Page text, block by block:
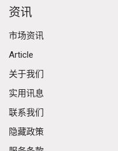
资讯
市场资讯
Article
关于我们
实用讯息
联系我们
隐藏政策